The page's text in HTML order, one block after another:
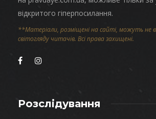
відкритого гіперпосилання.
**Матеріали, розміщені на сайті, можуть не
світогляду читачів. Всі права захищені.
Розслідування